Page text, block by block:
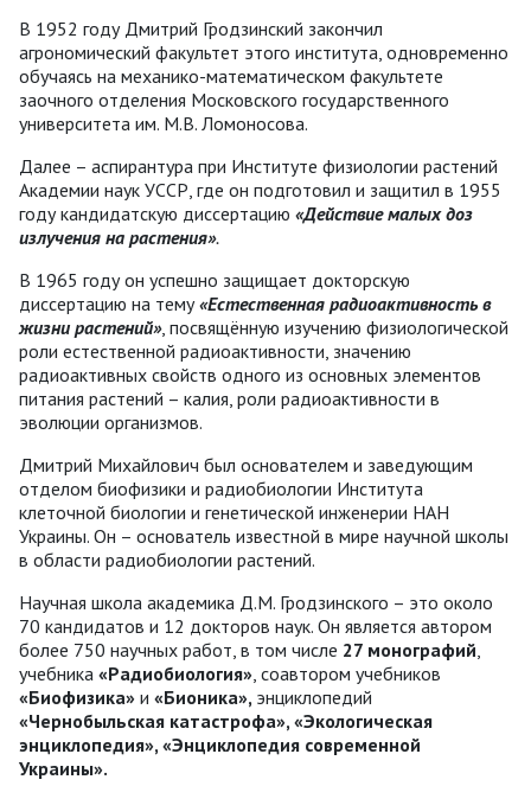
В 1952 году Дмитрий Гродзинский закончил
агрономический факультет этого института, одновременно
обучаясь на механико-математическом факультете
заочного отделения Московского государственного
университета им. М.В. Ломоносова.
Далее – аспирантура при Институте физиологии растений
Академии наук УССР, где он подготовил и защитил в 1955
году кандидатскую диссертацию «Действие малых доз
излучения на растения».
В 1965 году он успешно защищает докторскую
диссертацию на тему«Естественная радиоактивность в
жизни растений», посвящённую изучению физиологической
роли естественной радиоактивности, значению
радиоактивных свойств одного из основных элементов
питания растений – калия, роли радиоактивности в
эволюции организмов.
Дмитрий Михайлович был основателем и заведующим
отделом биофизики и радиобиологии Института
клеточной биологии и генетической инженерии НАН
Украины. Он – основатель известной в мире научной школы
в области радиобиологии растений.
Научная школа академика Д.М. Гродзинского – это около
70 кандидатов и 12 докторов наук. Он является автором
более 750 научных работ, в том числе 27 монографий,
учебника «Радиобиология», соавтором учебников
«Биофизика» и «Бионика», энциклопедий
«Чернобыльская катастрофа», «Экологическая
энциклопедия», «Энциклопедия современной
Украины».